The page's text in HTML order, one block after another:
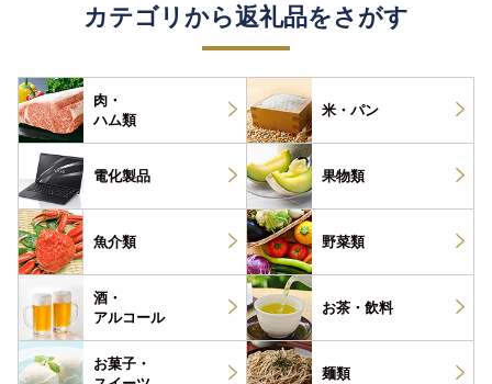
カテゴリから返礼品をさがす
肉・
ハム類
米・パン
電化製品 果物類
魚介類 野菜類
酒・
アルコール
お茶・ 飲料
お菓子・
麺類